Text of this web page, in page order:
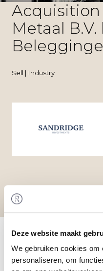
Deze website maakt
We gebruiken cookies
personaliseren, om
Acquisition
Metaal
Sell | Industry
Metaal B.V. by Van
Transaction
Van Harte Beleggingen